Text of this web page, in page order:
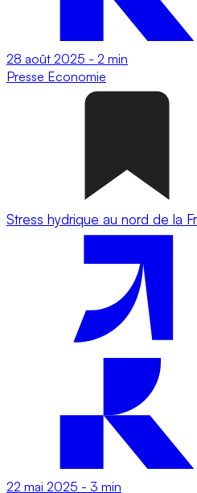
28 août 2025 - 2 min
Presse Economie
Stress hydrique au nord de la
22 mai 2025 - 3 min